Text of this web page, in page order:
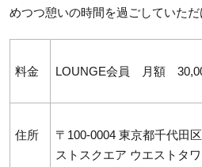
めつつ憩いの時間を過ごしていた
料金 LOUNGE会員 月額
住所
〒100-0004 東京都千代田
ストスクエア ウエストタ